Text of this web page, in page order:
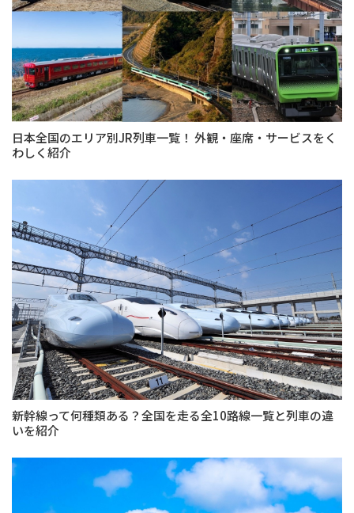
日本全国のエリア別JR列車一覧！ 外観・座席・サービスをく
わしく紹介
新幹線って何種類ある？全国を走る全10路線一覧と列車の違
いを紹介